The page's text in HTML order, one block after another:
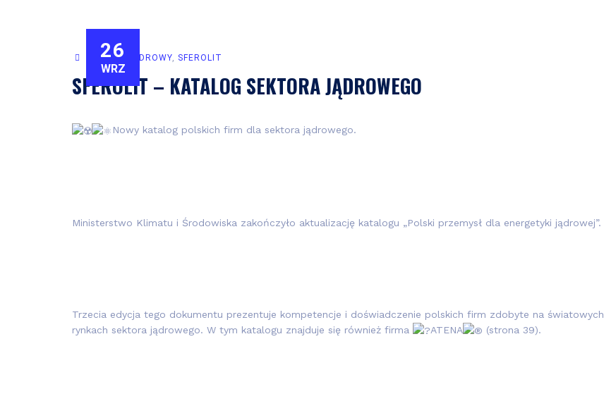
26
WRZ
SEKTOR JĄDROWY, SFEROLIT
SFEROLIT – KATALOG SEKTORA JĄDROWEGO
Nowy katalog polskich firm dla sektora jądrowego.
Ministerstwo Klimatu i Środowiska zakończyło aktualizację katalogu „Polski przemysł dla energetyki jądrowej”.
Trzecia edycja tego dokumentu prezentuje kompetencje i doświadczenie polskich firm zdobyte na światowych
rynkach sektora jądrowego. W tym katalogu znajduje się również firma
ATENA (strona 39).